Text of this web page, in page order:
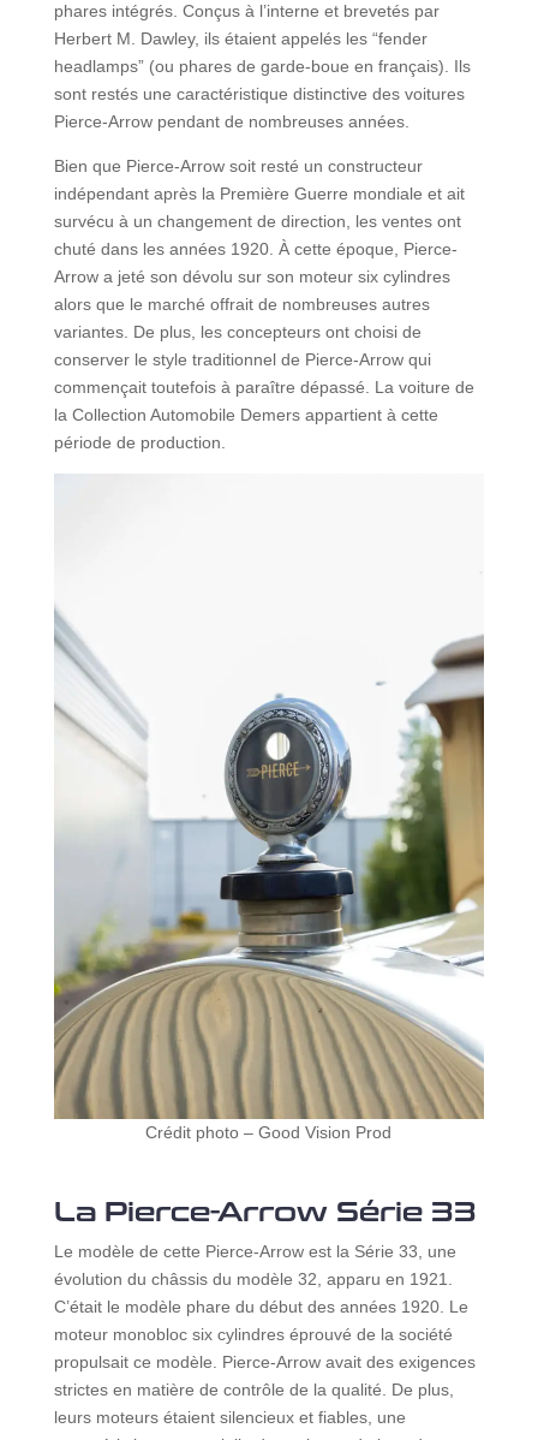
phares intégrés. Conçus à l’interne et brevetés par
Herbert M. Dawley, ils étaient appelés les “fender
headlamps” (ou phares de garde-boue en français). Ils
sont restés une caractéristique distinctive des voitures
Pierce-Arrow pendant de nombreuses années.
Bien que Pierce-Arrow soit resté un constructeur
indépendant après la Première Guerre mondiale et ait
survécu à un changement de direction, les ventes ont
chuté dans les années 1920. À cette époque, Pierce-
Arrow a jeté son dévolu sur son moteur six cylindres
alors que le marché offrait de nombreuses autres
variantes. De plus, les concepteurs ont choisi de
conserver le style traditionnel de Pierce-Arrow qui
commençait toutefois à paraître dépassé. La voiture de
la Collection Automobile Demers appartient à cette
période de production.
Crédit photo – Good Vision Prod
La Pierce-Arrow Série 33
Le modèle de cette Pierce-Arrow est la Série 33, une
évolution du châssis du modèle 32, apparu en 1921.
C’était le modèle phare du début des années 1920. Le
moteur monobloc six cylindres éprouvé de la société
propulsait ce modèle. Pierce-Arrow avait des exigences
strictes en matière de contrôle de la qualité. De plus,
leurs moteurs étaient silencieux et fiables, une